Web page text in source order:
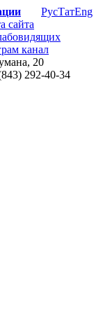
РусТатEng
20
292-40-34